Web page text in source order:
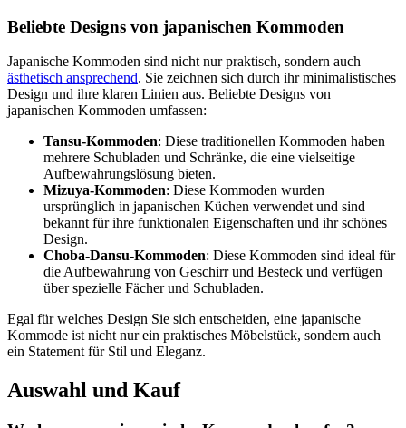
Beliebte Designs von japanischen Kommoden
Japanische Kommoden sind nicht nur praktisch, sondern auch
ästhetisch ansprechend. Sie zeichnen sich durch ihr minimalistisches
Design und ihre klaren Linien aus. Beliebte Designs von
japanischen Kommoden umfassen:
Tansu-Kommoden: Diese traditionellen Kommoden haben
mehrere Schubladen und Schränke, die eine vielseitige
Aufbewahrungslösung bieten.
Mizuya-Kommoden: Diese Kommoden wurden
ursprünglich in japanischen Küchen verwendet und sind
bekannt für ihre funktionalen Eigenschaften und ihr schönes
Design.
Choba-Dansu-Kommoden: Diese Kommoden sind ideal für
die Aufbewahrung von Geschirr und Besteck und verfügen
über spezielle Fächer und Schubladen.
Egal für welches Design Sie sich entscheiden, eine japanische
Kommode ist nicht nur ein praktisches Möbelstück, sondern auch
ein Statement für Stil und Eleganz.
Auswahl und Kauf